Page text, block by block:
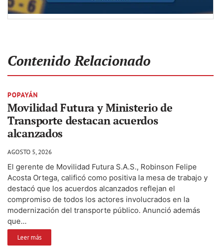
Contenido Relacionado
POPAYÁN
Movilidad Futura y Ministerio de
Transporte destacan acuerdos
alcanzados
AGOSTO 5, 2026
El gerente de Movilidad Futura S.A.S., Robinson Felipe
Acosta Ortega, calificó como positiva la mesa de trabajo y
destacó que los acuerdos alcanzados reflejan el
compromiso de todos los actores involucrados en la
modernización del transporte público. Anunció además
que...
Leer más